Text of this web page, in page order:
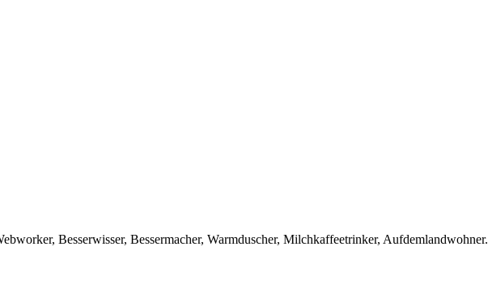
Besserwisser, Bessermacher, Warmduscher, Milchkaffeetrinker, Aufdemlandwohner.